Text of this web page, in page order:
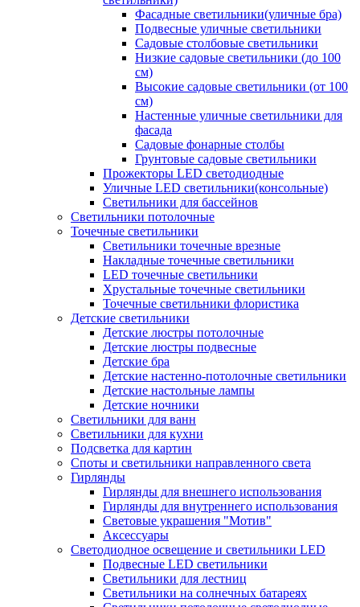
Фасадные светильники(уличные бра)
Подвесные уличные светильники
Садовые столбовые светильники
Низкие садовые светильники (до 100
см)
Высокие садовые светильники (от 100
см)
Настенные уличные светильники для
фасада
Садовые фонарные столбы
Грунтовые садовые светильники
Прожекторы LED светодиодные
Уличные LED светильники(консольные)
Светильники для бассейнов
Светильники потолочные
Точечные светильники
Светильники точечные врезные
Накладные точечные светильники
LED точечные светильники
Хрустальные точечные светильники
Точечные светильники флористика
Детские светильники
Детские люстры потолочные
Детские люстры подвесные
Детские бра
Детские настенно-потолочные светильники
Детские настольные лампы
Детские ночники
Светильники для ванн
Светильники для кухни
Подсветка для картин
Споты и светильники направленного света
Гирлянды
Гирлянды для внешнего использования
Гирлянды для внутреннего использования
Световые украшения "Мотив"
Аксессуары
Светодиодное освещение и светильники LED
Подвесные LED светильники
Светильники для лестниц
Светильники на солнечных батареях